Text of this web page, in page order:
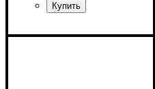
Ширина: 80 см